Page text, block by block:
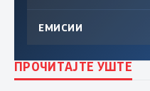
ЕМИСИИ
ПРОЧИТАЈТЕ УШТЕ